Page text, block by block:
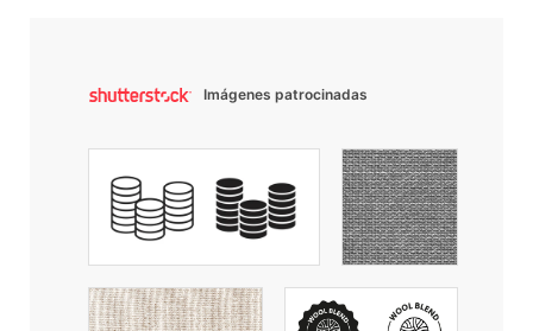
Imágenes patrocinadas